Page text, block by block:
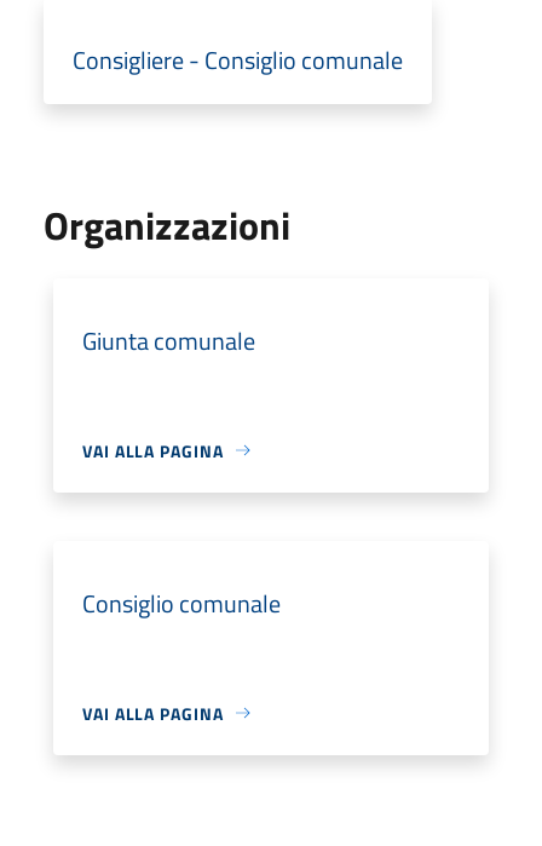
Consigliere - Consiglio comunale
Organizzazioni
Giunta comunale
VAI ALLA PAGINA
Consiglio comunale
VAI ALLA PAGINA